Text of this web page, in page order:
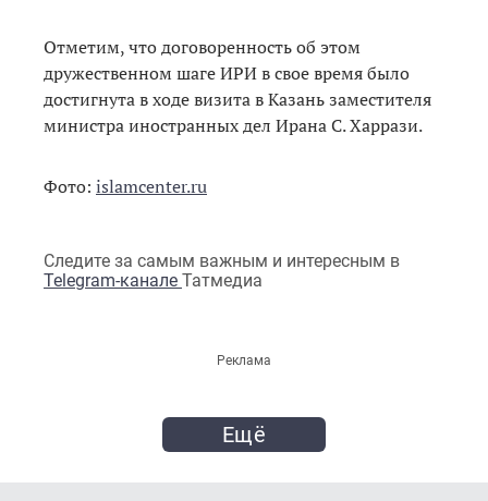
Отметим, что договоренность об этом
дружественном шаге ИРИ в свое время было
достигнута в ходе визита в Казань заместителя
министра иностранных дел Ирана С. Харрази.
Фото: islamcenter.ru
Следите за самым важным и интересным в
Telegram-канале Татмедиа
Реклама
Ещё